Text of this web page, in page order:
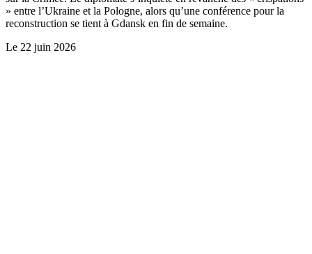
» entre l’Ukraine et la Pologne, alors qu’une conférence pour la
reconstruction se tient à Gdansk en fin de semaine.
Le 22 juin 2026